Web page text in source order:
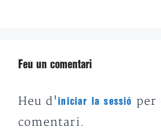
Feu un comentari
Heu d'iniciar la sessió
per
comentari.